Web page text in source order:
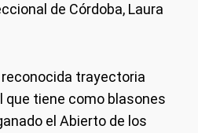
de Córdoba, Laura
reconocida trayectoria
que tiene como blasones
el Abierto de los